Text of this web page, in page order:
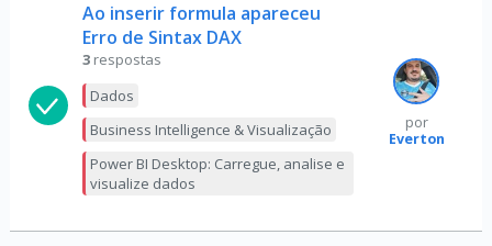
Ao inserir formula apareceu
Erro de Sintax DAX
3 respostas
Dados
Business Intelligence & Visualização
Power BI Desktop: Carregue, analise e
visualize dados
por
Everton